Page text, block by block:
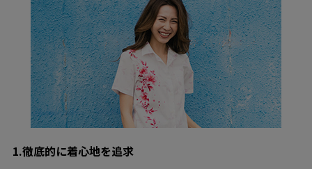
1.徹底的に着心地を追求